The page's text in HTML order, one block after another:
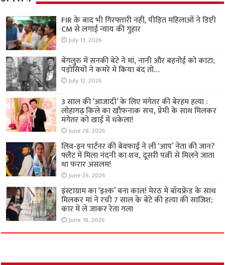
FIR के बाद भी गिरफ्तारी नहीं, पीड़ित महिलाओं ने डिप्टी
CM से लगाई न्याय की गुहार
July 13, 2026
बेंगलुरु में सनकी बेटे ने मां, नानी और बहनोई को काटा;
पड़ोसियों ने कमरे में किया बंद तो…
July 12, 2026
3 साल की ‘आजादी’ के लिए मंगेतर की बेरहम हत्या :
लोहागढ़ किले का खौफनाक सच, प्रेमी के साथ मिलकर
मंगेतर को खाई में धकेला!
June 28, 2026
लिव-इन पार्टनर की बेवफाई ने ली ‘आप’ नेता की जान?
फ्लैट में मिला नंदनी का शव, दूसरी पत्नी से मिलने जाता
था फरार असलम!
June 26, 2026
इंस्टाग्राम का ‘इश्क’ बना काल! मेरठ में बॉयफ्रेंड के साथ
मिलकर मां ने रची 7 साल के बेटे की हत्या की साजिश;
कार में ले जाकर रेता गला
June 18, 2026